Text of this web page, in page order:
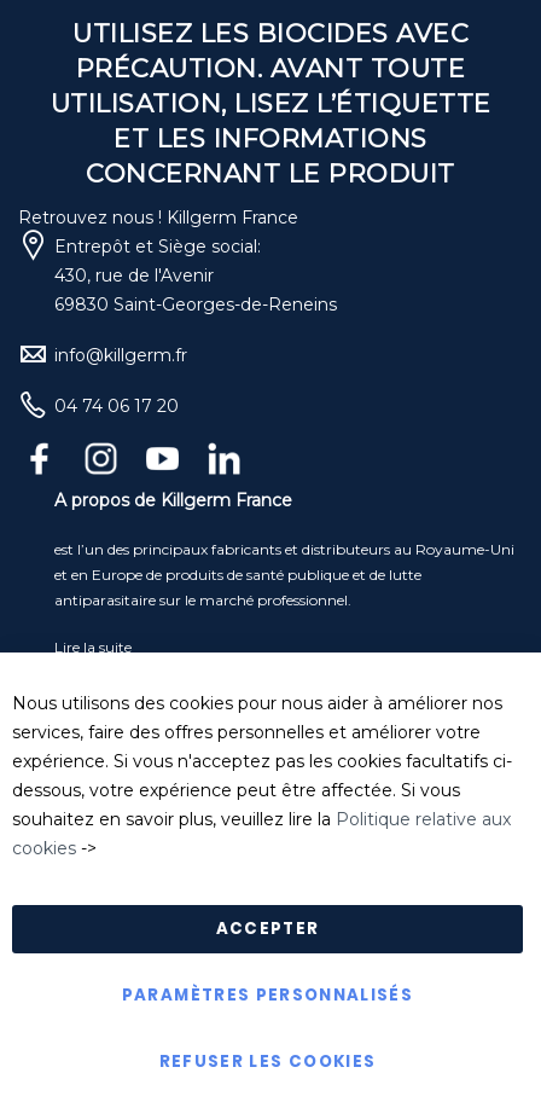
UTILISEZ LES BIOCIDES AVEC
PRÉCAUTION. AVANT TOUTE
UTILISATION, LISEZ L’ÉTIQUETTE
ET LES INFORMATIONS
CONCERNANT LE PRODUIT
Retrouvez nous ! Killgerm France
Entrepôt et Siège social:
430, rue de l'Avenir
69830 Saint-Georges-de-Reneins
info@killgerm.fr
04 74 06 17 20
A propos de Killgerm France
est l’un des principaux fabricants et distributeurs au Royaume-Uni
et en Europe de produits de santé publique et de lutte
antiparasitaire sur le marché professionnel.
Lire la suite
Service clients
Tel: 04 74 06 17 20
serviceclient@killgerm.fr
Département technique/ FDS
Nous utilisons des cookies pour nous aider à améliorer nos
services, faire des offres personnelles et améliorer votre
expérience. Si vous n'acceptez pas les cookies facultatifs ci-
dessous, votre expérience peut être affectée. Si vous
souhaitez en savoir plus, veuillez lire la Politique relative aux
cookies ->
ACCEPTER
PARAMÈTRES PERSONNALISÉS
REFUSER LES COOKIES